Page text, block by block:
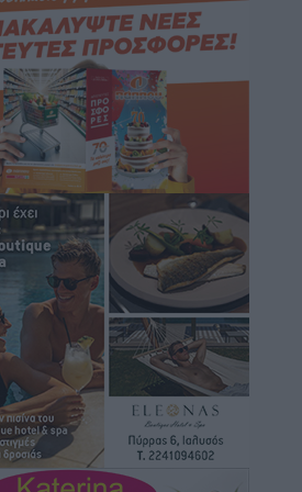
πριν 1 ώρα
Σύλλογος Ροδου προς Α.
Στρατηγικές Προτάσεις για
της Δημόσιας Υγείας στη
Ελλάδα και στα
της Γ΄ Ζώνης
• πριν 2 ώρες
Ξεκίνησαν αισιόδοξοι για
“πτήση” τους
πριν 2 ώρες
Στο πλευρό του
Θωμά
πριν 2 ώρες